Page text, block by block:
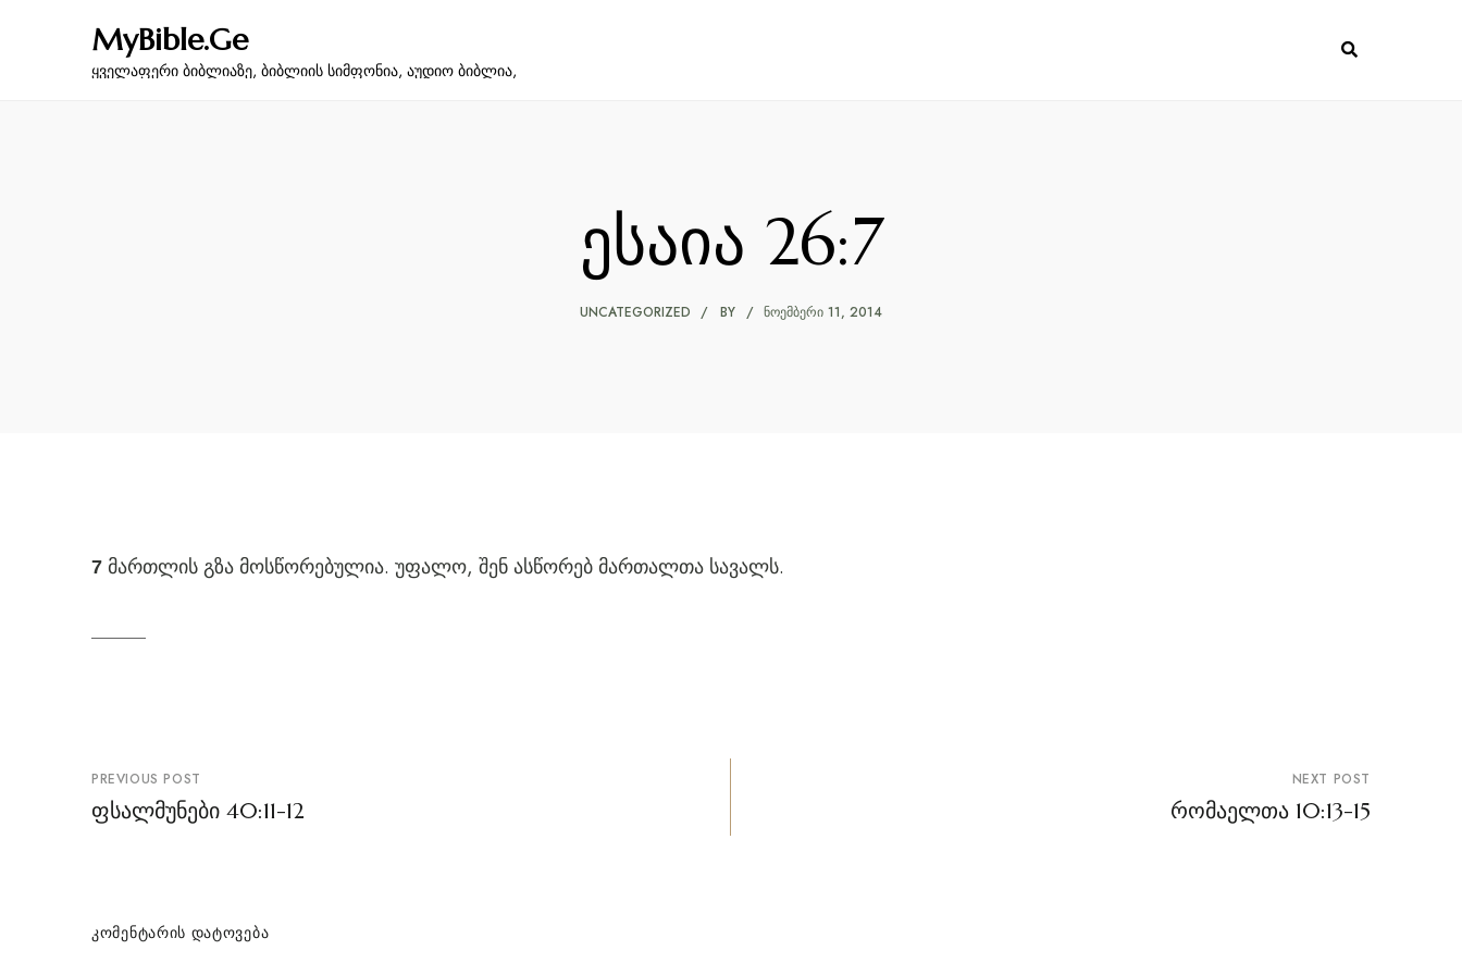
MyBible.Ge
ყველაფერი ბიბლიაზე, ბიბლიის სიმფონია, აუდიო ბიბლია,
ესაია 26:7
UNCATEGORIZED BY ᲜᲝᲔᲛᲑᲔᲠᲘ 11, 2014
7 მართლის გზა მოსწორებულია. უფალო, შენ ასწორებ მართალთა სავალს.
პოსტის
ნავიგაცია
PREVIOUS POST
ფსალმუნები 40:11-12
NEXT POST
რომაელთა 10:13-15
ᲙᲝᲛᲔᲜᲢᲐᲠᲘᲡ ᲓᲐᲢᲝᲕᲔᲑᲐ